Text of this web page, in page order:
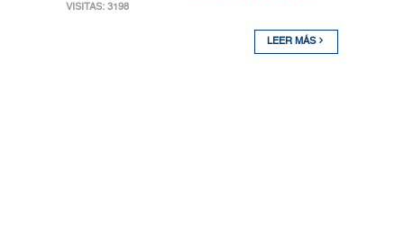
VISITAS: 3198
LEER MÁS